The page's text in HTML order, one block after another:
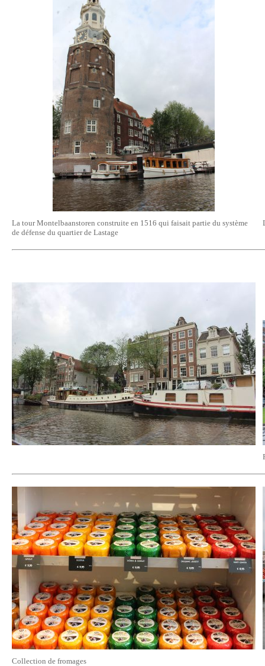
La tour Montelbaanstoren construite en 1516 qui faisait partie du système
de défense du quartier de Lastage
Collection de fromages